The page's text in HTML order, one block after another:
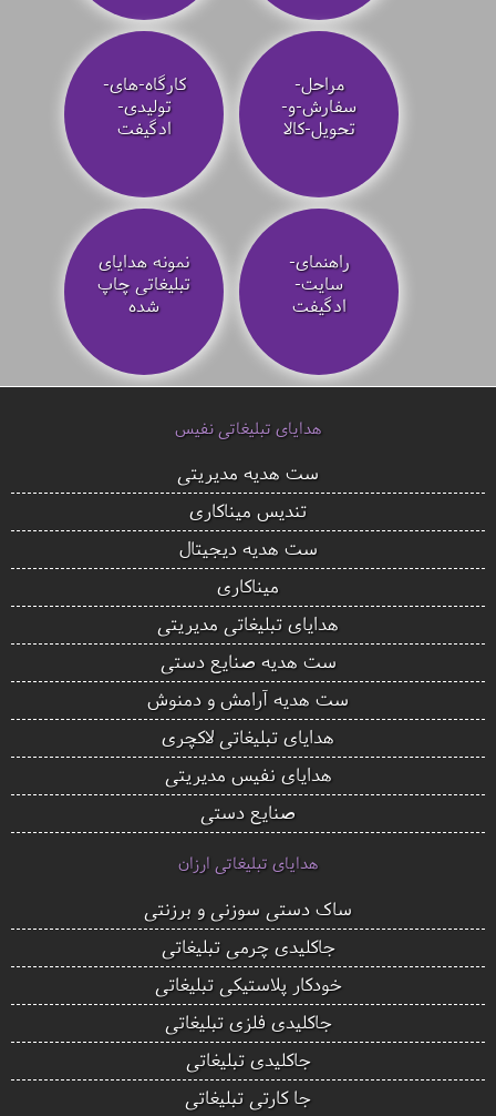
مراحل-
سفارش-و-
تحویل-کالا
کارگاه-های-
تولیدی-
ادگیفت
راهنمای-
سایت-
ادگیفت
نمونه هدایای
تبلیغاتی چاپ
شده
هدایای تبلیغاتی نفیس
ست هدیه مدیریتی
تندیس میناکاری
ست هدیه دیجیتال
میناکاری
هدایای تبلیغاتی مدیریتی
ست هدیه صنایع دستی
ست هدیه آرامش و دمنوش
هدایای تبلیغاتی لاکچری
هدایای نفیس مدیریتی
صنایع دستی
هدایای تبلیغاتی ارزان
ساک دستی سوزنی و برزنتی
جاکلیدی چرمی تبلیغاتی
خودکار پلاستیکی تبلیغاتی
جاکلیدی فلزی تبلیغاتی
جاکلیدی تبلیغاتی
جا کارتی تبلیغاتی